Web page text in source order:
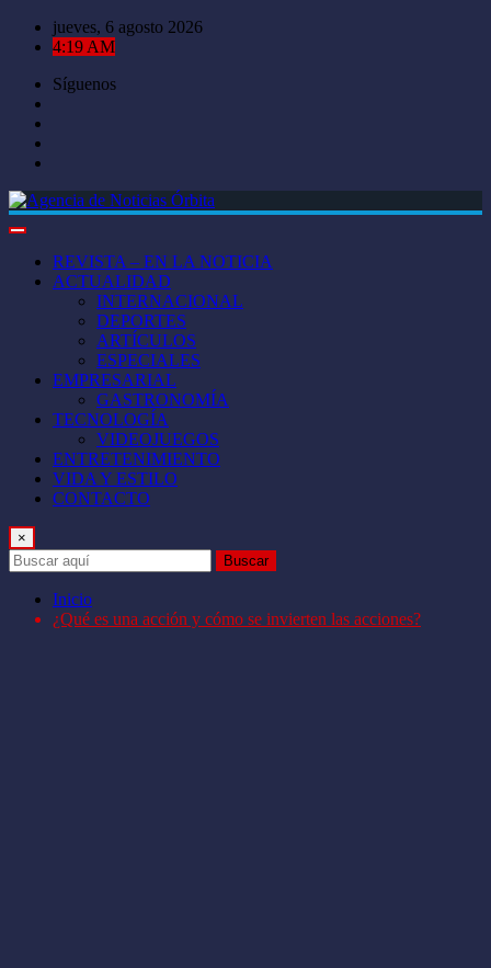
Saltar
jueves, 6 agosto 2026
4:19 AM
Síguenos
REVISTA – EN LA NOTICIA
ACTUALIDAD
INTERNACIONAL
DEPORTES
ARTÍCULOS
ESPECIALES
EMPRESARIAL
GASTRONOMÍA
TECNOLOGÍA
VIDEOJUEGOS
ENTRETENIMIENTO
VIDA Y ESTILO
CONTACTO
×
Buscar
Inicio
¿Qué es una acción y cómo se invierten las acciones?